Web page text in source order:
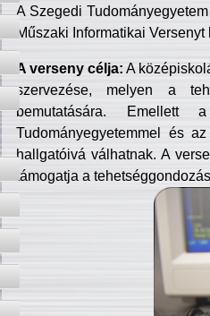
A Szegedi
Műszaki Informatikai
A verseny célja: A
szervezése, melyen a
bemutatására. Emellett
Tudományegyetemmel és
hallgatóivá válhatnak. A
támogatja a